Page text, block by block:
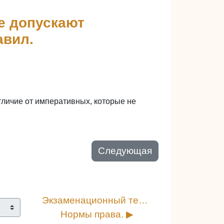
допускают
от императивных, которые не
Следующая
Экзаменационный тест.
Нормы права. ▶︎